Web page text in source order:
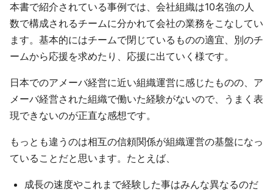
本書で紹介されている事例では、会社組織は10名強の人
数で構成されるチームに分かれて会社の業務をこなしてい
ます。基本的にはチームで閉じているものの適宜、別のチ
ームから応援を求めたり、応援に出ていく様です。
日本でのアメーバ経営に近い組織運営に感じたものの、ア
メーバ経営された組織で働いた経験がないので、うまく表
現できないのが正直な感想です。
もっとも違うのは相互の信頼関係が組織運営の基盤になっ
ていることだと思います。たとえば、
成長の速度やこれまで経験した事はみんな異なるのだ